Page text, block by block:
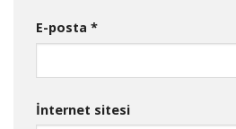
E-posta *
İnternet sitesi